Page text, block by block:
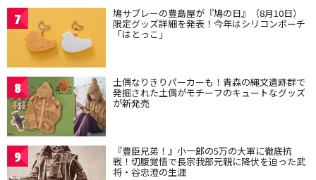
7 鳩サブレーの豊島屋が『鳩の日』（8月10日）
限定グッズ詳細を発表！今年はシリコンポーチ
「はとっこ」
8 土偶なりきりパーカーも！青森の縄文遺跡群で
発掘された土偶がモチーフのキュートなグッズ
が新発売
9 『豊臣兄弟！』小一郎の5万の大軍に徹底抗
戦！切腹覚悟で長宗我部元親に降伏を迫った武
将・谷忠澄の生涯